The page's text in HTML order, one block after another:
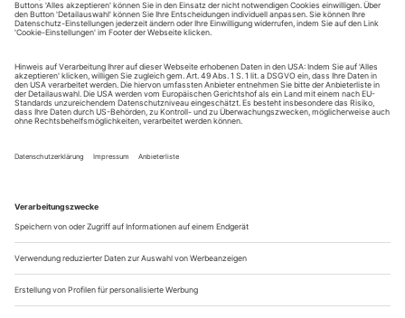
Stücken öffentlich Gehör zu verschaffen. Nicht nur an die
Blütenträume der eigenen Schöpferseele, sondern auch an die
Theater der Bilder
Werkschau: Bonner Bundeskunsthalle würdigt die Fotografin Mara
Kamerakunst, «ist eine Art Memento mori. Fotografieren
bedeutet teilnehmen an der Sterblichkeit, Verletzlichkeit und
Wandelbarkeit anderer Menschen (oder Dinge). Eben
dadurch, dass sie diesen einen Moment herausgreifen und
erstarren lassen, bezeugen alle Fotografien das unerbittliche...